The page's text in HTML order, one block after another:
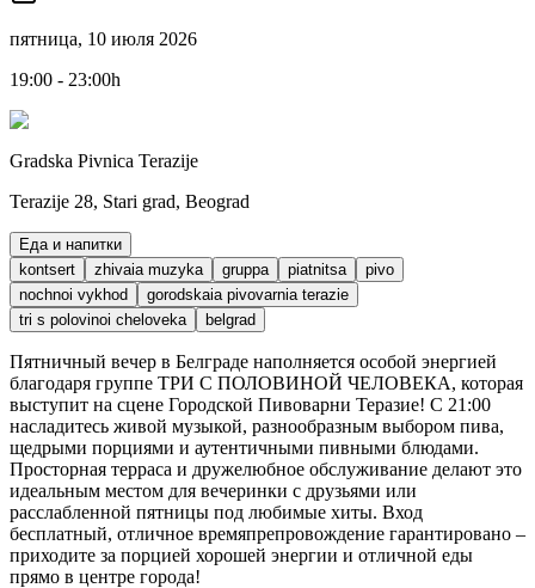
пятница, 10 июля 2026
19:00 - 23:00h
Gradska Pivnica Terazije
Terazije 28, Stari grad, Beograd
Еда и напитки
kontsert
zhivaia muzyka gruppa piatnitsa
pivo
nochnoi vykhod
gorodskaia pivovarnia terazie
tri s polovinoi cheloveka
belgrad
Пятничный вечер в Белграде наполняется особой энергией
благодаря группе ТРИ С ПОЛОВИНОЙ ЧЕЛОВЕКА, которая
выступит на сцене Городской Пивоварни Теразиe! С 21:00
насладитесь живой музыкой, разнообразным выбором пива,
щедрыми порциями и аутентичными пивными блюдами.
Просторная терраса и дружелюбное обслуживание делают это
идеальным местом для вечеринки с друзьями или
расслабленной пятницы под любимые хиты. Вход
бесплатный, отличное времяпрепровождение гарантировано –
приходите за порцией хорошей энергии и отличной еды
прямо в центре города!